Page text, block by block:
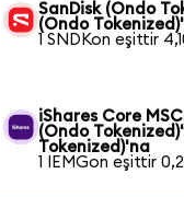
SanDisk (Ondo
(Ondo
1 SNDKon eşittir
iShares Core
(Ondo
Tokenized)'na
1 IEMGon eşittir